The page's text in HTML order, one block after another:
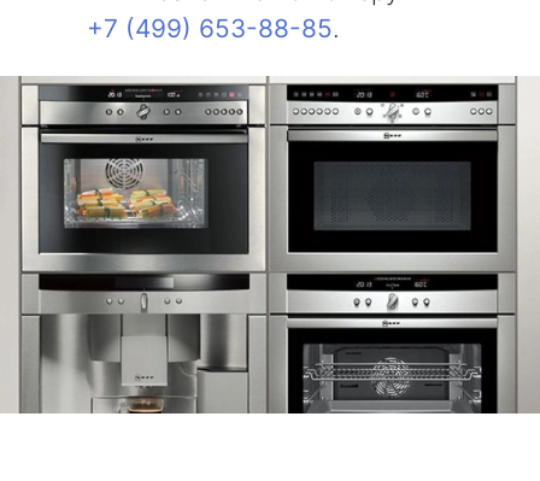
+7 (499) 653-88-85.